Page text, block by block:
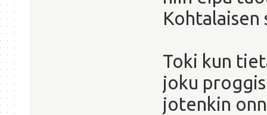
Kohtalaisen
Toki kun
joku
jotenkin